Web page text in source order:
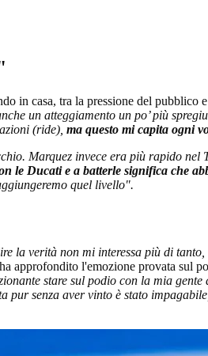
in casa, tra la pressione del pubblico
un atteggiamento un po’ più
(ride), ma questo mi capita ogni
Marquez invece era più rapido nel
le Ducati e a batterle significa che
quel livello".
la verità non mi interessa più di
approfondito l'emozione provata sul
stare sul podio con la mia gente
pur senza aver vinto è stato